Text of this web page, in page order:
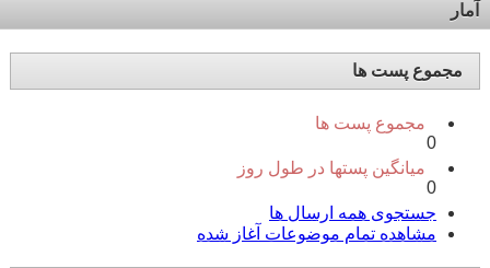
آمار
مجموع پست ها
مجموع پست ها
0
میانگین پستها در طول روز
0
جستجوی همه ارسال ها
مشاهده تمام موضوعات آغاز شده